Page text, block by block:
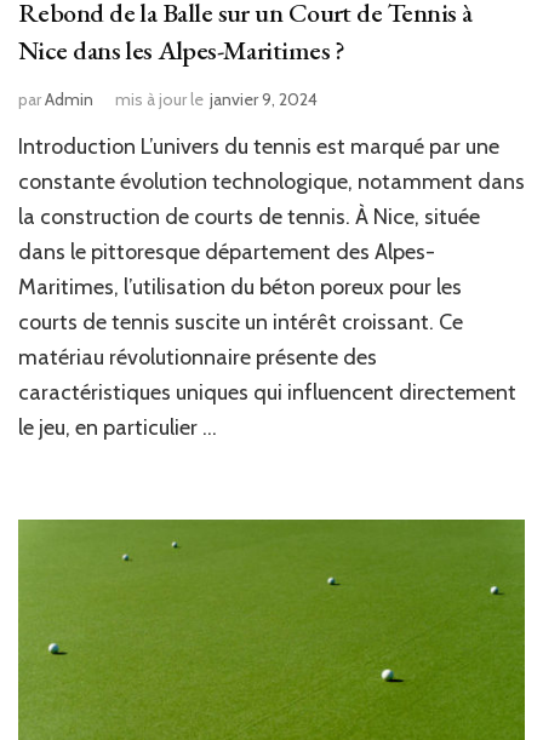
Rebond de la Balle sur un Court de Tennis à
Nice dans les Alpes-Maritimes ?
parAdmin mis à jour le janvier 9, 2024
Introduction L’univers du tennis est marqué par une
constante évolution technologique, notamment dans
la construction de courts de tennis. À Nice, située
dans le pittoresque département des Alpes-
Maritimes, l’utilisation du béton poreux pour les
courts de tennis suscite un intérêt croissant. Ce
matériau révolutionnaire présente des
caractéristiques uniques qui influencent directement
le jeu, en particulier …